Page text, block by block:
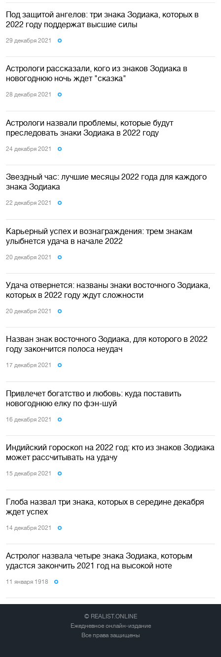
Под защитой ангелов: три знака Зодиака, которых в
2022 году поддержат высшие силы
29 декабря 2021
Астрологи рассказали, кого из знаков Зодиака в
новогоднюю ночь ждет "сказка"
28 декабря 2021
Астрологи назвали проблемы, которые будут
преследовать знаки Зодиака в 2022 году
24 декабря 2021
Звездный час: лучшие месяцы 2022 года для каждого
знака Зодиака
22 декабря 2021
Карьерный успех и вознаграждения: трем знакам
улыбнется удача в начале 2022
20 декабря 2021
Удача отвернется: названы знаки восточного Зодиака,
которых в 2022 году ждут сложности
20 декабря 2021
Назван знак восточного Зодиака, для которого в 2022
году закончится полоса неудач
17 декабря 2021
Привлечет богатство и любовь: куда поставить
новогоднюю елку по фэн-шуй
16 декабря 2021
Индийский гороскоп на 2022 год: кто из знаков Зодиака
может рассчитывать на удачу
15 декабря 2021
Глоба назвал три знака, которых в середине декабря
ждет успех
14 декабря 2021
Астролог назвала четыре знака Зодиака, которым
удастся закончить 2021 год на высокой ноте
11 января 1918
© REALIST.ONLINE
Ежедневное онлайн-издание
Все права защищены